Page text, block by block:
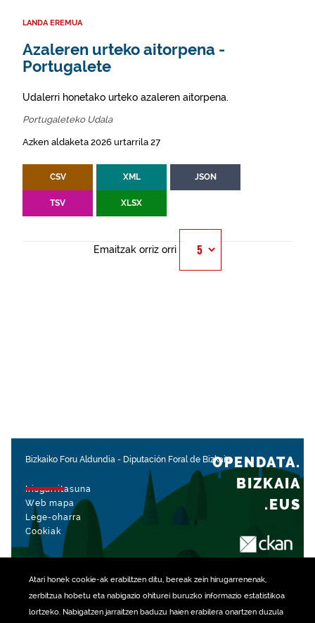
Atari honek cookie-ak erabiltzen ditu, bereak zein hirugarrenenak,
zerbitzua hobetu eta nabigazio ohiturei buruzko informazio estatistikoa
lortzeko. Nabigatzen jarraitzen baduzu haien erabilera onartzen duzula
LANDA EREMUA
Azaleren urteko aitorpena -
Portugalete
Udalerri honetako urteko azaleren aitorpena.
Portugaleteko Udala
Azken aldaketa 2026 urtarrila 27
CSV XML JSON
TSV XLSX
Emaitzak orriz orri
Bizkaiko Foru Aldundia - Diputación Foral de Bizkaia
Irisgarritasuna
Web mapa
Lege-oharra
Cookiak
OPENDATA.
BIZKAIA
.EUS